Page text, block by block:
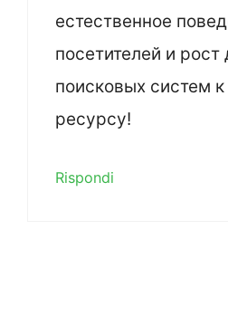
естественное
посетителей и рост
поисковых систем
ресурсу!
Rispondi